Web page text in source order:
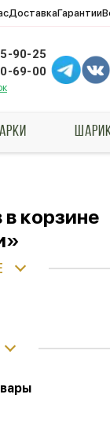
ДоставкаГарантии
90-25
69-00
в корзине